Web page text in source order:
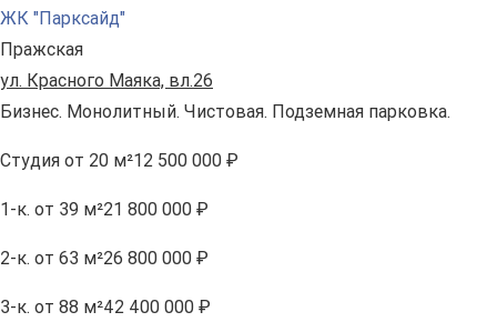
ЖК "Парксайд"
Пражская
ул. Красного Маяка, вл.26
Бизнес. Монолитный. Чистовая. Подземная парковка.
Студия от 20 м²12 500 000 ₽
1-к. от 39 м²21 800 000 ₽
2-к. от 63 м²26 800 000 ₽
3-к. от 88 м²42 400 000 ₽